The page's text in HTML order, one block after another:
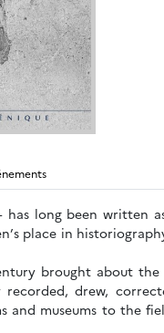
long been written
place in
brought about
drew,
and museums to the